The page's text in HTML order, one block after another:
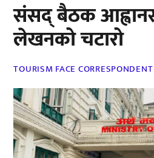
संसद् बैठक
लेखनको चटारो
TOURISM FACE CORRESPONDENT